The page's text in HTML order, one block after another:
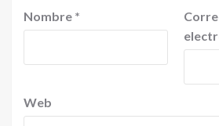
Nombre *
Web